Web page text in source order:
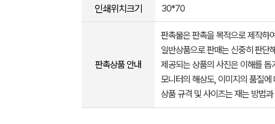
인쇄위치크기 30*70
판촉상품 안내
판촉물은 판촉을 목적으로 제작하
일반상품으로 판매는 신중히 판단
제공되는 상품의 사진은 이해를
모니터의 해상도, 이미지의 품질
상품 규격 및 사이즈는 재는 방법